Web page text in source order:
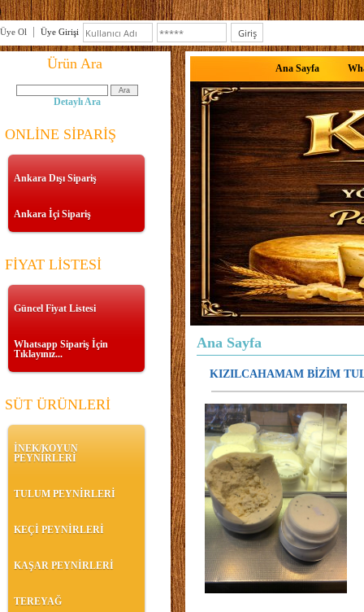
Üye Ol Üye Girişi
Ürün Ara
Detaylı Ara
ONLİNE SİPARİŞ
Ankara Dışı Sipariş
Ankara İçi Sipariş
FİYAT LİSTESİ
Güncel Fiyat Listesi
Whatsapp Sipariş İçin
Tıklayınız...
SÜT ÜRÜNLERİ
İNEK/KOYUN
PEYNİRLERİ
TULUM PEYNİRLERİ
KEÇİ PEYNİRLERİ
KAŞAR PEYNİRLERİ
TEREYAĞ
Ana Sayfa
Ana Sayfa
KIZILCAHAMAM BİZİM